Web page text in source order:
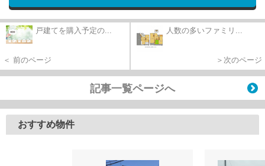
戸建てを購入予定の...
＜ 前のページ
人数の多いファミリ...
＞次のページ
記事一覧ページへ
おすすめ物件